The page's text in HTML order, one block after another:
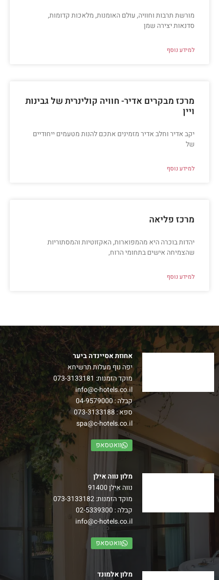
מורשת תרבות וחוויה, עולם האומנות, מלאכות קדומות,
סדנאות יצירה שמן
למידע נוסף
מרכז מבקרים אדיר- חוויה קולינרית של גבינות
ויין
יקב אדיר וחלב אדיר מזמינים אתכם להנות מטעמים ייחודיים
של
למידע נוסף
מרכז פליאה
יהדות בוכרה היא מהמפוארות, האקזוטיות והמסתוריות
שהצמיחה אישים בתחומי הרוח,
למידע נוסף
אחוזת אסיינדה ביער
יפה נוף מעלות תרשיחא
מוקד הזמנות: 073-3133181
info@c-hotels.co.il
קבלה :04-9579000
ספא :073-3133188
spa@c-hotels.co.il
וואטסאפ
מלון נווה אילן
נווה אילן 91400
מוקד הזמנות:073-3133182
קבלה : 02-5339300
info@c-hotels.co.il
וואטסאפ
מלון אלמונד